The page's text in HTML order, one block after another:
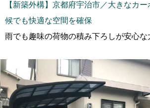
【新築外構】京都府宇治市／大きなカ
候でも快適な空間を確保
雨でも趣味の荷物の積み下ろしが安心な